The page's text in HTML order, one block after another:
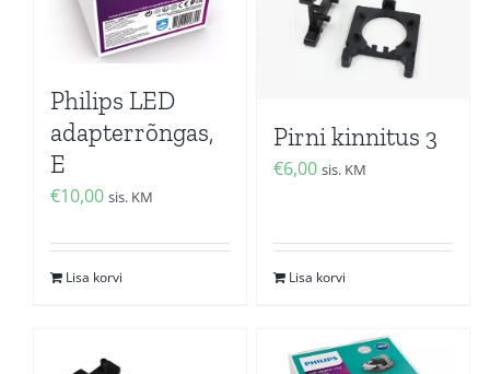
Philips LED
adapterrõngas,
E
€10,00 sis. KM
Lisa korvi
Pirni kinnitus 3
€6,00 sis. KM
Lisa korvi